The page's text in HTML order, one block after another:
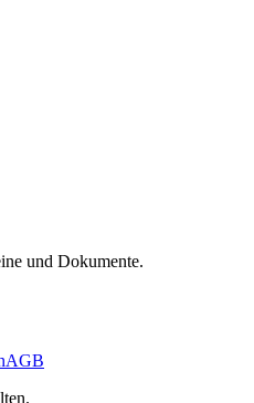
und Dokumente.
AGB